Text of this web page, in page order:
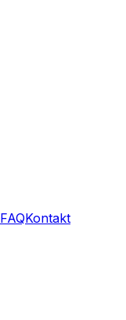
FAQKontakt